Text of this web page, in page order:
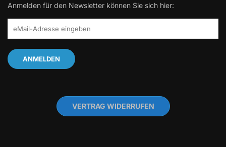
Anmelden für den Newsletter können Sie sich hier:
VERTRAG WIDERRUFEN